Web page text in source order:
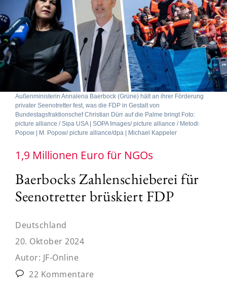
Außenministerin Annalena Baerbock (Grüne) hält an ihrer Förderung
privater Seenotretter fest, was die FDP in Gestalt von
Bundestagsfraktionschef Christian Dürr auf die Palme bringt Foto:
picture alliance / Sipa USA | SOPA Images/ picture alliance / Metodi
Popow | M. Popow/ picture alliance/dpa | Michael Kappeler
1,9 Millionen Euro für NGOs
Baerbocks Zahlenschieberei für
Seenotretter brüskiert FDP
Deutschland
20. Oktober 2024
Autor: JF-Online
22 Kommentare